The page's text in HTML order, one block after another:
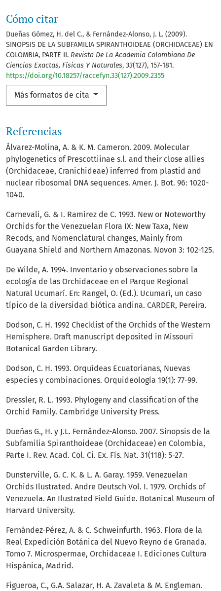
Cómo citar
Dueñas Gómez, H. del C., & Fernández-Alonso, J. L. (2009).
SINOPSIS DE LA SUBFAMILIA SPIRANTHOIDEAE (ORCHIDACEAE) EN
COLOMBIA, PARTE II. Revista De La Academia Colombiana De
Ciencias Exactas, Físicas Y Naturales, 33(127), 157-181.
https://doi.org/10.18257/raccefyn.33(127).2009.2355
Más formatos de cita
Referencias
Álvarez-Molina, A. & K. M. Cameron. 2009. Molecular
phylogenetics of Prescottiinae s.l. and their close allies
(Orchidaceae, Cranichideae) inferred from plastid and
nuclear ribosomal DNA sequences. Amer. J. Bot. 96: 1020-
1040.
Carnevali, G. & I. Ramírez de C. 1993. New or Noteworthy
Orchids for the Venezuelan Flora IX: New Taxa, New
Recods, and Nomenclatural changes, Mainly from
Guayana Shield and Northern Amazonas. Novon 3: 102-125.
De Wilde, A. 1994. Inventario y observaciones sobre la
ecología de las Orchidaceae en el Parque Regional
Natural Ucumarí. En: Rangel, O. (Ed.). Ucumarí, un caso
típico de la diversidad biótica andina. CARDER, Pereira.
Dodson, C. H. 1992 Checklist of the Orchids of the Western
Hemisphere. Draft manuscript deposited in Missouri
Botanical Garden Library.
Dodson, C. H. 1993. Orquídeas Ecuatorianas, Nuevas
especies y combinaciones. Orquideología 19(1): 77-99.
Dressler, R. L. 1993. Phylogeny and classification of the
Orchid Family. Cambridge University Press.
Dueñas G., H. y J.L. Fernández-Alonso. 2007. Sinopsis de la
Subfamilia Spiranthoideae (Orchidaceae) en Colombia,
Parte I. Rev. Acad. Col. Ci. Ex. Fís. Nat. 31(118): 5-27.
Dunsterville, G. C. K. & L. A. Garay. 1959. Venezuelan
Orchids Ilustrated. Andre Deutsch Vol. I. 1979. Orchids of
Venezuela. An Ilustrated Field Guide. Botanical Museum of
Harvard University.
Fernández-Pérez, A. & C. Schweinfurth. 1963. Flora de la
Real Expedición Botánica del Nuevo Reyno de Granada.
Tomo 7. Microspermae, Orchidaceae I. Ediciones Cultura
Hispánica, Madrid.
Figueroa, C., G.A. Salazar, H. A. Zavaleta & M. Engleman.